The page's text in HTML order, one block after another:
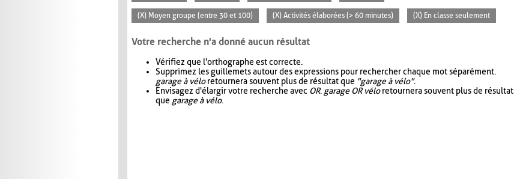
(X) Moyen groupe (entre 30 et 100) (X) Activités élaborées (> 60 minutes) (X) En classe seulement
Votre recherche n'a donné aucun résultat
Vérifiez que l'orthographe est correcte.
Supprimez les guillemets autour des expressions pour rechercher chaque mot séparément.
garage à véloretournera souvent plus de résultat que "garage à vélo".
Envisagez d'élargir votre recherche avec OR. garage OR véloretournera souvent plus de résultat
que garage à vélo.